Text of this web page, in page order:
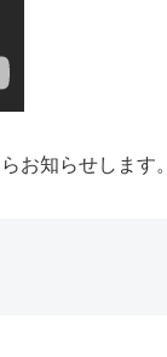
お知らせします。